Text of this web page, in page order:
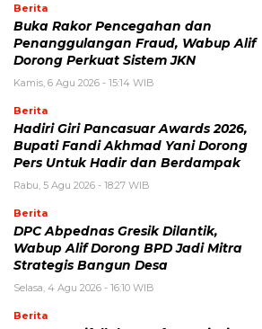
Berita
Buka Rakor Pencegahan dan
Penanggulangan Fraud, Wabup Alif
Dorong Perkuat Sistem JKN
Kamis, 6 Agu 2026 - 15:14 WIB
Berita
Hadiri Giri Pancasuar Awards 2026,
Bupati Fandi Akhmad Yani Dorong
Pers Untuk Hadir dan Berdampak
Rabu, 5 Agu 2026 - 18:27 WIB
Berita
DPC Abpednas Gresik Dilantik,
Wabup Alif Dorong BPD Jadi Mitra
Strategis Bangun Desa
Selasa, 4 Agu 2026 - 16:10 WIB
Berita